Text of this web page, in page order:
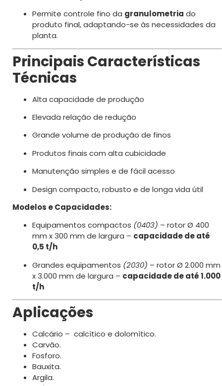
Permite controle fino da granulometria do
produto final, adaptando-se às necessidades da
planta.
Principais Características
Técnicas
Alta capacidade de produção
Elevada relação de redução
Grande volume de produção de finos
Produtos finais com alta cubicidade
Manutenção simples e de fácil acesso
Design compacto, robusto e de longa vida útil
Modelos e Capacidades:
Equipamentos compactos (0403) – rotor Ø 400
mm x 300 mm de largura – capacidade de até
0,5 t/h
Grandes equipamentos (2030) – rotor Ø 2.000 mm
x 3.000 mm de largura – capacidade de até 1.000
t/h
Aplicações
Calcário – calcítico e dolomítico.
Carvão.
Fosforo.
Bauxita.
Argila.